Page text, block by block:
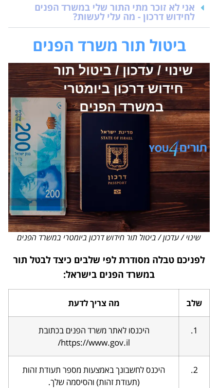
אני לא זוכר מתי התור שלי במשרד הפנים
לחידוש דרכון - מה עלי לעשות?
ביטול תור משרד הפנים
שינוי / עדכון / ביטול תור חידוש דרכון ביומטרי במשרד הפנים
לפניכם טבלה מסודרת לפי שלבים כיצד לבטל תור
במשרד הפנים בישראל:
שלב מה צריך לדעת
1.
היכנסו לאתר משרד הפנים בכתובת
https://www.gov.il/
2.
היכנס לחשבונך באמצעות מספר תעודת זהות
(תעודת זהות) והסיסמה שלך.